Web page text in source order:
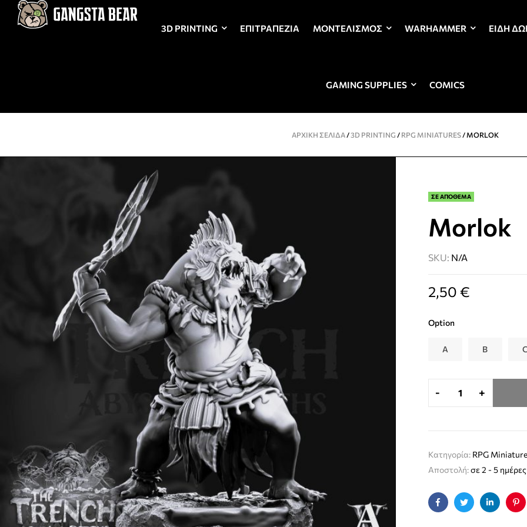
3D PRINTING ΕΠΙΤΡΑΠΈΖΙΑ ΜΟΝΤΕΛΙΣΜΌΣ WARHAMMER ΕΊΔΗ
GAMING SUPPLIES COMICS
ΑΡΧΙΚΉ ΣΕΛΊΔΑ/3D PRINTING / RPG MINIATURES/ MORLOK
ΣΕ ΑΠΟΘΕΜΑ
Morlok
SKU: N/A
2,50 €
Option
A B C
- +
Κατηγορία: RPG
Αποστολή:σε 2 - 5 ημέρες
FacebookTwitterLinkedin